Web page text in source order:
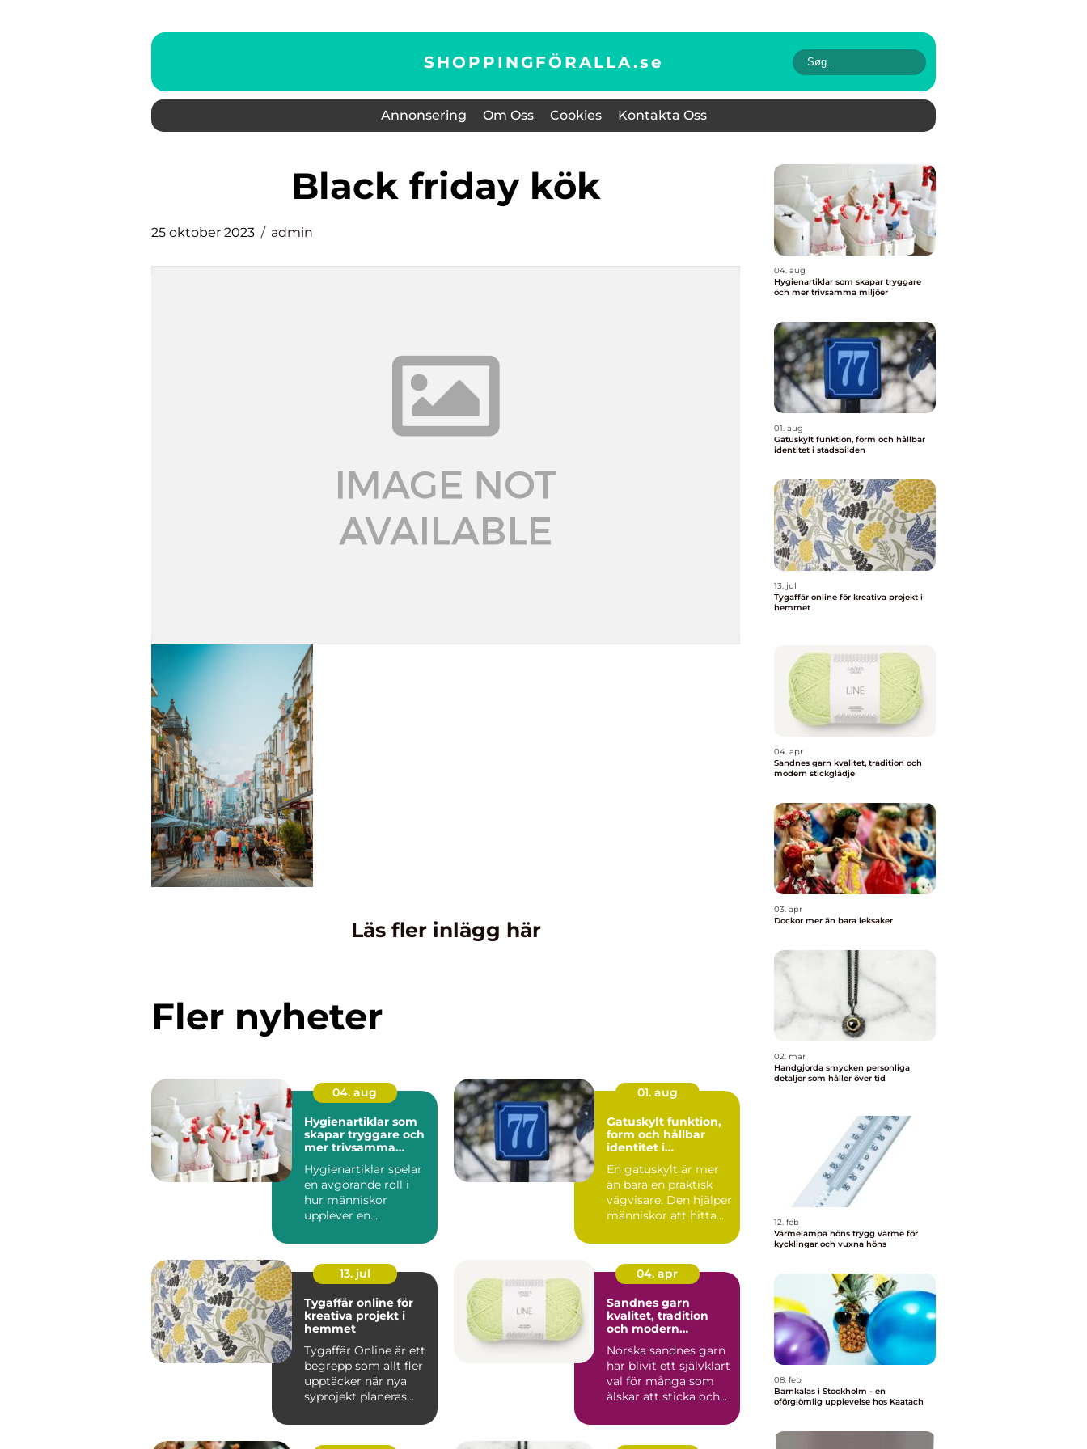
SHOPPINGFÖRALLA.se
Annonsering Om Oss Cookies Kontakta Oss
black friday kök
25 oktober 2023 admin
Läs fler inlägg här
Fler nyheter
04. aug
Hygienartiklar som
skapar tryggare och
mer trivsamma
Hygienartiklar spelar
en avgörande roll i
hur människor
upplever en
01. aug
Gatuskylt funktion,
form och hållbar
identitet i
En gatuskylt är mer
än bara en praktisk
vägvisare. Den hjälper
människor att hitta
13. jul
Tygaffär online för
kreativa projekt i
hemmet
Tygaffär Online är ett
begrepp som allt fler
upptäcker när nya
syprojekt planeras
köksbord...
04. apr
Sandnes garn
kvalitet, tradition
och modern
Norska sandnes garn
har blivit ett självklart
val för många som
älskar att sticka och
04. aug
Hygienartiklar som skapar tryggare
och mer trivsamma miljöer
01. aug
Gatuskylt funktion, form och hållbar
identitet i stadsbilden
13. jul
Tygaffär online för kreativa projekt i
hemmet
04. apr
Sandnes garn kvalitet, tradition och
modern stickglädje
03. apr
Dockor mer än bara leksaker
02. mar
Handgjorda smycken personliga
detaljer som håller över tid
12. feb
Värmelampa höns trygg värme för
kycklingar och vuxna höns
08. feb
Barnkalas i Stockholm - en
oförglömlig upplevelse hos Kaatach